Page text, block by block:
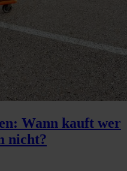
Wann kauft wer
nicht?